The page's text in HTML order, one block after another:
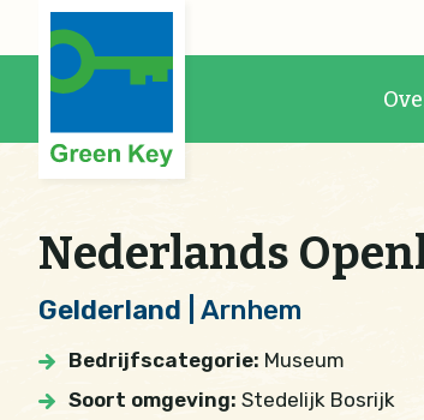
Nederlands
Gelderland | Arnhem
Bedrijfscategorie: Museum
Soort omgeving: Stedelijk Bosrijk